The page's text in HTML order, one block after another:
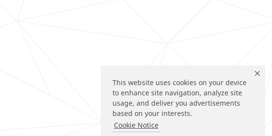
This website uses cookies on your device
to enhance site navigation, analyze site
usage, and deliver you advertisements
based on your interests.
Cookie Notice